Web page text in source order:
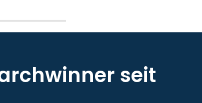
seit